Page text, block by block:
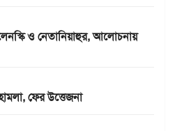
ও নেতানিয়াহুর, আলোচনায়
হামলা, ফের উত্তেজনা